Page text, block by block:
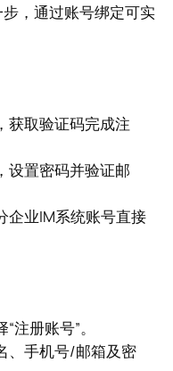
，通过账号绑定可实
获取验证码完成注
设置密码并验证邮
企业IM系统账号直接
注册账号”。
、手机号/邮箱及密